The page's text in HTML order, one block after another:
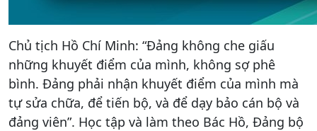
Chủ tịch Hồ Chí Minh: “Đảng không che giấu
những khuyết điểm của mình, không sợ phê
bình. Đảng phải nhận khuyết điểm của mình mà
tự sửa chữa, để tiến bộ, và để dạy bảo cán bộ và
đảng viên”. Học tập và làm theo Bác Hồ, Đảng bộ